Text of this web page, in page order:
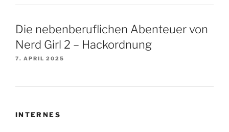
Die nebenberuflichen Abenteuer von
Nerd Girl 2 – Hackordnung
7. APRIL 2025
INTERNES